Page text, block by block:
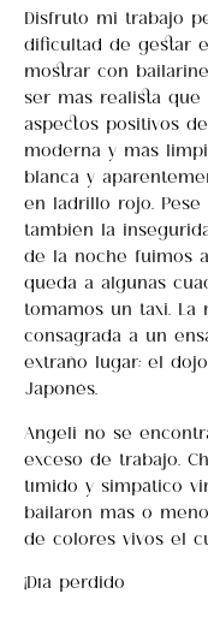
Disfruto mi trabajo
dificultad de gestar
mostrar con
ser más realista
aspectos positivos
moderna y más
blanca y
en ladrillo rojo.
también la
de la noche fuimos
queda a algunas
tomamos un taxi.
consagrada a un
extraño lugar; el
Japonés.
Angeli no se
exceso de trabajo.
tímido y simpático
bailaron más o
de colores vivos el
¡Día perdido